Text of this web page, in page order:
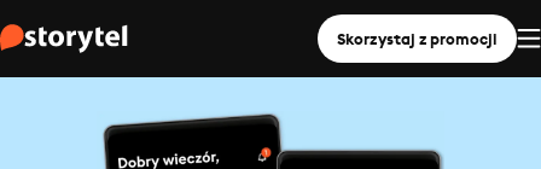
Skorzystaj z promocji